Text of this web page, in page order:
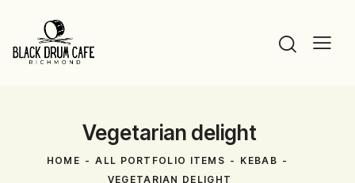
Vegetarian delight
HOME ALL PORTFOLIO ITEMS
KEBAB
VEGETARIAN DELIGHT